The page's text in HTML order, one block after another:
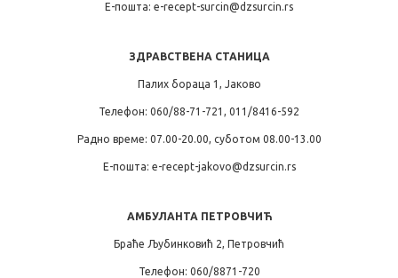
Е-пошта: e-recept-surcin@dzsurcin.rs
ЗДРАВСТВЕНА СТАНИЦА
Палих бораца 1, Јаково
Телефон: 060/88-71-721, 011/8416-592
Радно време: 07.00-20.00, суботом 08.00-13.00
Е-пошта: e-recept-jakovo@dzsurcin.rs
АМБУЛАНТА ПЕТРОВЧИЋ
Браће Љубинковић 2, Петровчић
Телефон: 060/8871-720